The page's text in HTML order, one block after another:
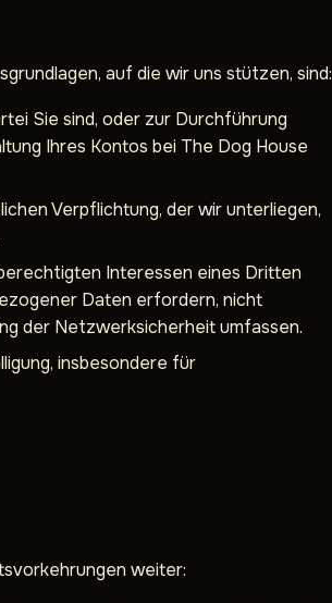
auf die wir uns stützen, sind:
Sie sind, oder zur Durchführung
Ihres Kontos bei The Dog House
Verpflichtung, der wir unterliegen,
Interessen eines Dritten
Daten erfordern, nicht
der Netzwerksicherheit umfassen.
insbesondere für
weiter: